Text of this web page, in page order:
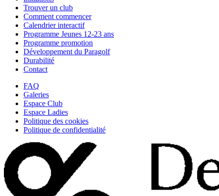
Trouver un club
Comment commencer
Calendrier interactif
Programme Jeunes 12-23 ans
Programme promotion
Développement du Paragolf
Durabilité
Contact
FAQ
Galeries
Espace Club
Espace Ladies
Politique des cookies
Politique de confidentialité